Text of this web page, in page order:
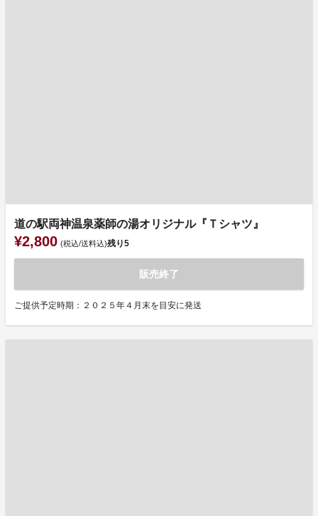
道の駅両神温泉薬師の湯オリジナル『Ｔシャツ』
¥2,800 (税込/送料込)残り5
販売終了
ご提供予定時期：２０２５年４月末を目安に発送